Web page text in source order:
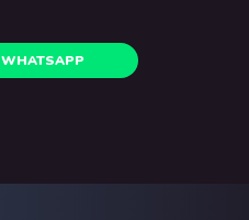
WHATSAPP